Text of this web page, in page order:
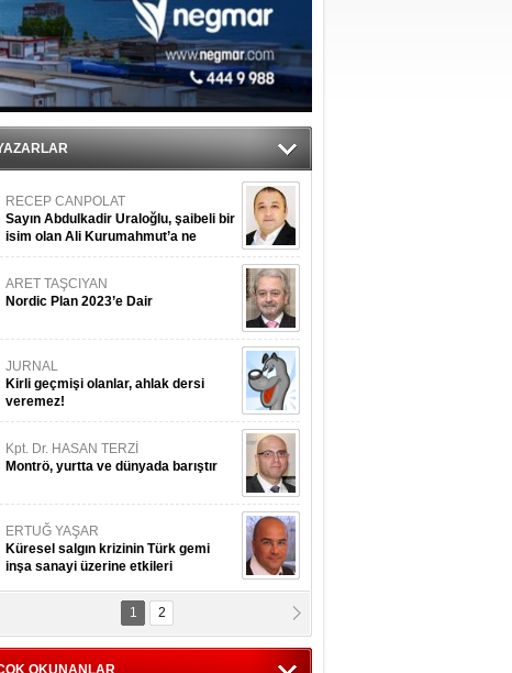
ediyor
RECEP CANPOLAT
Sayın Abdulkadir Uraloğlu, şaibeli bir
isim olan Ali Kurumahmut’a ne
danışıyorsunuz?
ARET TAŞCIYAN
Nordic Plan 2023’e Dair
JURNAL
Kirli geçmişi olanlar, ahlak dersi
veremez!
Kpt. Dr. HASAN TERZİ
Montrö, yurtta ve dünyada barıştır
ERTUĞ YAŞAR
Küresel salgın krizinin Türk gemi
inşa sanayi üzerine etkileri
Kpt. MESUT AZMİ GÖKSOY
ithafen...
1 2
OKUNANLAR